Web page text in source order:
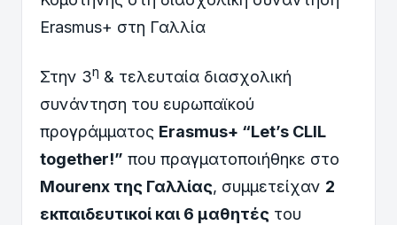
Erasmus+ στη Γαλλία
Στην 3η & τελευταία διασχολική
συνάντηση του ευρωπαϊκού
προγράμματος Erasmus+ “Let’s CLIL
together!” που πραγματοποιήθηκε στο
Mourenx της Γαλλίας, συμμετείχαν 2
εκπαιδευτικοί και 6 μαθητές του